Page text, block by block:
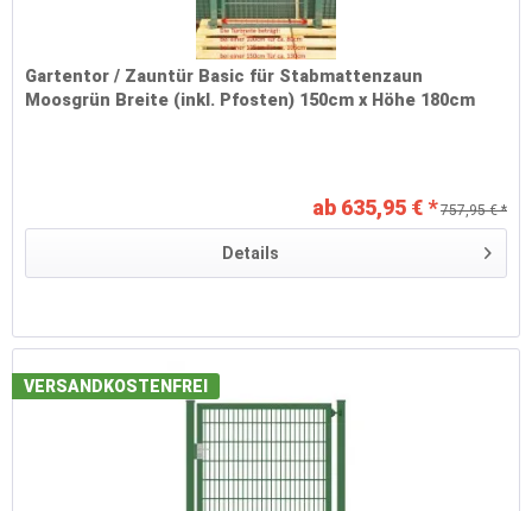
Gartentor / Zauntür Basic für Stabmattenzaun
Moosgrün Breite (inkl. Pfosten) 150cm x Höhe 180cm
ab 635,95 € * 757,95 € *
Details
VERSANDKOSTENFREI